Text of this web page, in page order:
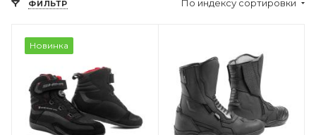
ФИЛЬТР По индексу сортировки
Новинка